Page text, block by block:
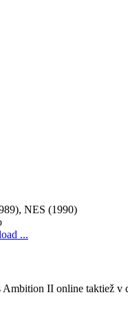
NES (1990)
...
II online taktiež v